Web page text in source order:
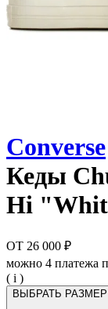
Converse
Кеды
Hi
ОТ 26 000 ₽
можно 4 платежа
( i )
ВЫБРАТЬ РАЗМЕР